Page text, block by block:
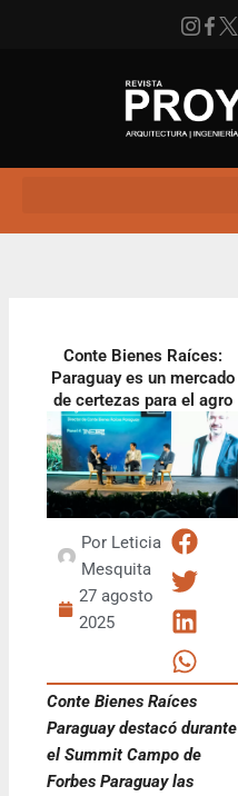
Conte Bienes Raíces:
Paraguay es un mercado
de certezas para el agro
PorLeticia
Mesquita
27 agosto
2025
Conte Bienes Raíces
Paraguay destacó durante
el Summit Campo de
Forbes Paraguay las